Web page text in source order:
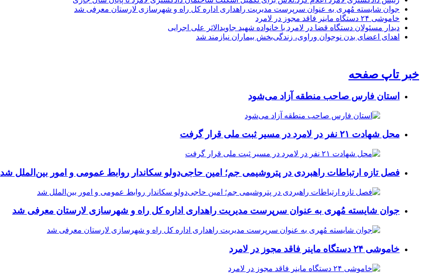
جوان شایسته مُهری به عنوان سرپرست مدیریت راهداری اداره کل راه و شهرسازی لارستان معرفی شد
خاموشی ۲۴ دستگاه ماینر فاقد مجوز در لامرد
دیدار مسئولان دستگاه قضا در لامرد با خانواده شهید جاویدالاثر علی اجرایی
اهدای اعضای بدن نوجوان وراوی، زندگی‌بخش بیماران نیازمند شد
خبر تاپ صفحه
استان فارس صاحب منطقه آزاد می‌شود
محل شهادت ۲۱ نفر در لامرد در مسیر ثبت ملی قرار گرفت
فصل تازه ارتباطات راهبردی در پتروشیمی جم؛ امین حاجی‌دولو سکاندار روابط عمومی و امور بین‌الملل شد
جوان شایسته مُهری به عنوان سرپرست مدیریت راهداری اداره کل راه و شهرسازی لارستان معرفی شد
خاموشی ۲۴ دستگاه ماینر فاقد مجوز در لامرد